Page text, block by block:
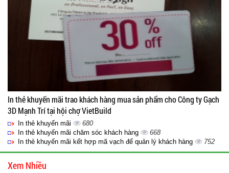
In thẻ khuyến mãi trao khách hàng mua sản phẩm cho Công ty Gạch
3D Mạnh Trí tại hội chợ VietBuild
In thẻ khuyến mãi
680
In thẻ khuyến mãi chăm sóc khách hàng
668
In thẻ khuyến mãi kết hợp mã vạch để quản lý khách hàng
752
Xem Nhiều